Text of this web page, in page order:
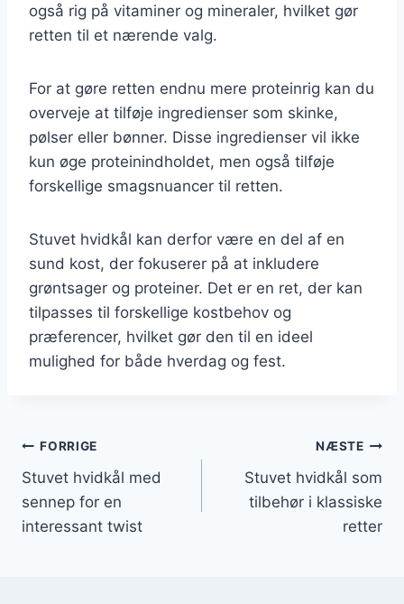
også rig på vitaminer og mineraler, hvilket gør
retten til et nærende valg.
For at gøre retten endnu mere proteinrig kan du
overveje at tilføje ingredienser som skinke,
pølser eller bønner. Disse ingredienser vil ikke
kun øge proteinindholdet, men også tilføje
forskellige smagsnuancer til retten.
Stuvet hvidkål kan derfor være en del af en
sund kost, der fokuserer på at inkludere
grøntsager og proteiner. Det er en ret, der kan
tilpasses til forskellige kostbehov og
præferencer, hvilket gør den til en ideel
mulighed for både hverdag og fest.
Indlægsnavigation
FORRIGE
Stuvet hvidkål med
sennep for en
interessant twist
NÆSTE
Stuvet hvidkål som
tilbehør i klassiske
retter